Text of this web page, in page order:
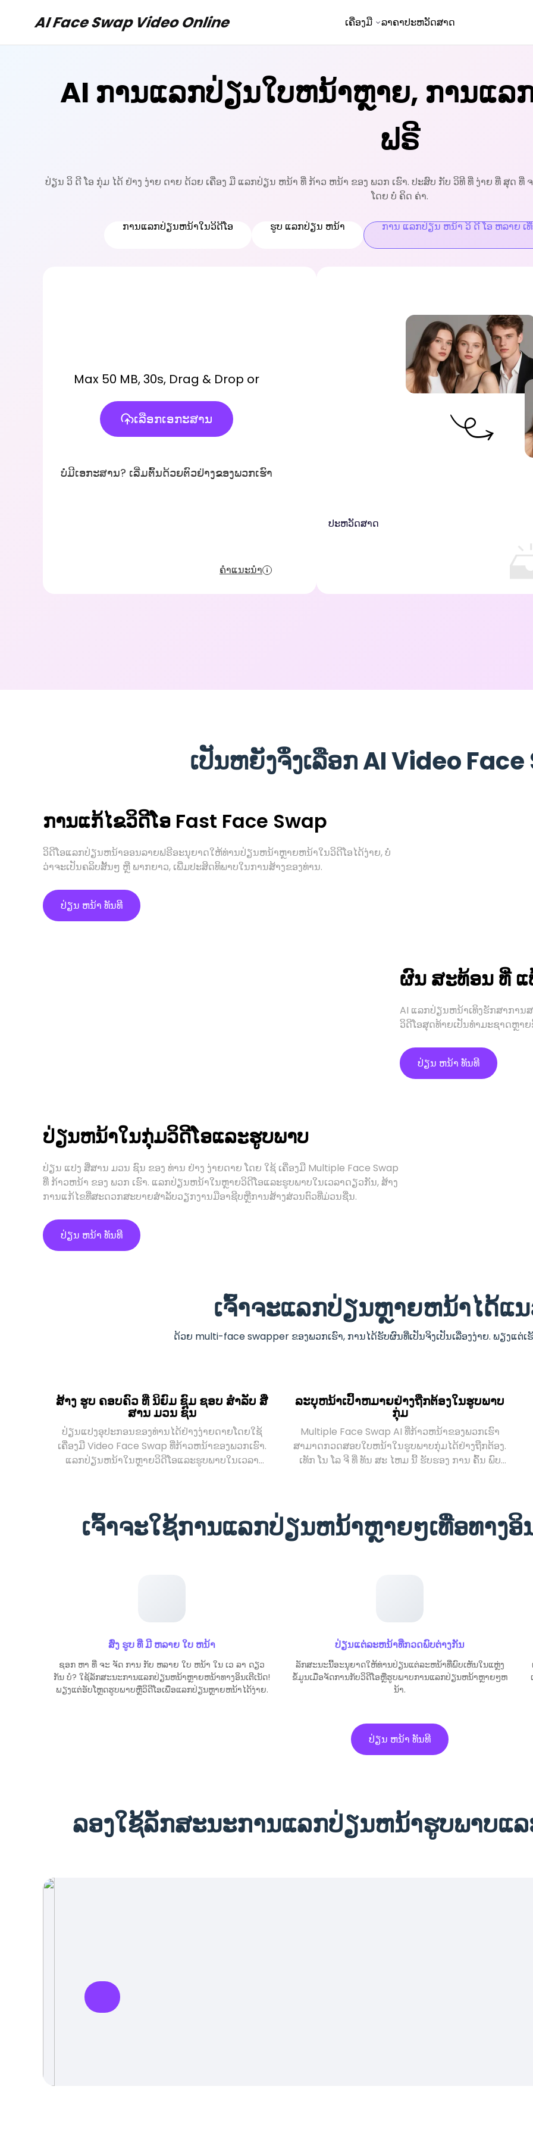
AI Face Swap Video Online ເຄື່ອງມື ລາຄາປະຫວັດສາດ
AI ການແລກປ່ຽນໃບຫນ້າຫຼາຍ, ການແ
ຟຣີ
ປ່ຽນ ວິ ດີ ໂອ ກຸ່ມ ໄດ້ ຢ່າງ ງ່າຍ ດາຍ ດ້ວຍ ເຄື່ອງ ມື ແລກປ່ຽນ ຫນ້າ ທີ່ ກ້າວ ຫນ້າ ຂອງ ພວກ ເຮົາ. ປະສົບ ກັບ ວິທີ ທີ່ ງ່າຍ ທີ່ ສຸດ
ໂດຍ ບໍ່ ຄິດ ຄ່າ.
ການແລກປ່ຽນຫນ້າໃນວິດີໂອ ຮູບ ແລກປ່ຽນ ຫນ້າ ການ ແລກປ່ຽນ ຫນ້າ ວິ ດີ ໂອ ຫລາຍ ເ
Max 50 MB, 30s, Drag & Drop or
ເລືອກເອກະສານ
ບໍ່ມີເອກະສານ? ເລີ່ມຕົ້ນດ້ວຍຕົວຢ່າງຂອງພວກເຮົາ
ຄໍາແນະນໍາ
ປະຫວັດສາດ
ເປັນຫຍັງຈຶ່ງເລືອກ AI Video
ການແກ້ໄຂວິດີໂອ Fast Face Swap
ວິດີໂອແລກປ່ຽນຫນ້າອອນລາຍຟຣີອະນຸຍາດໃຫ້ທ່ານປ່ຽນຫນ້າຫຼາຍຫນ້າໃນວິດີໂອໄດ້ງ່າຍ, ບໍ່
ວ່າຈະເປັນຄລິບສັ້ນໆ ຫຼື ພາກຍາວ, ເພີ່ມປະສິດທິພາບໃນການສ້າງຂອງທ່ານ.
ປ່ຽນ ຫນ້າ ທັນທີ
ຜົນ ສະທ້ອນ ທີ່ ແ
AI ແລກປ່ຽນຫນ້າເທິງຮັກສາການ
ວິດີໂອສຸດທ້າຍເປັນທໍາມະຊາດຫຼາ
ປ່ຽນ ຫນ້າ ທັນທີ
ປ່ຽນຫນ້າໃນກຸ່ມວິດີໂອແລະຮູບພາບ
ປ່ຽນ ແປງ ສື່ສານ ມວນ ຊົນ ຂອງ ທ່ານ ຢ່າງ ງ່າຍດາຍ ໂດຍ ໃຊ້ ເຄື່ອງມື Multiple Face Swap
ທີ່ ກ້າວຫນ້າ ຂອງ ພວກ ເຮົາ. ແລກປ່ຽນຫນ້າໃນຫຼາຍວິດີໂອແລະຮູບພາບໃນເວລາດຽວກັນ, ສ້າງ
ການແກ້ໄຂທີ່ສະດວກສະບາຍສໍາລັບວຽກງານມືອາຊີບຫຼືການສ້າງສ່ວນຕົວທີ່ມ່ວນຊື່ນ.
ປ່ຽນ ຫນ້າ ທັນທີ
ເຈົ້າຈະແລກປ່ຽນຫຼາຍຫນ້າໄດ້ແ
ດ້ວຍ multi-face swapper ຂອງພວກເຮົາ, ການໄດ້ຮັບຜົນທີ່ເປັນຈິງເປັນເລື່ອງງ່າຍ. ພຽງແຕ່
ສ້າງ ຮູບ ຄອບຄົວ ທີ່ ນິຍົມ ຊົມ ຊອບ ສໍາລັບ ສື່
ສານ ມວນ ຊົນ
ປ່ຽນແປງອຸປະກອນຂອງທ່ານໄດ້ຢ່າງງ່າຍດາຍໂດຍໃຊ້
ເຄື່ອງມື Video Face Swap ທີ່ກ້າວຫນ້າຂອງພວກເຮົາ.
ແລກປ່ຽນຫນ້າໃນຫຼາຍວິດີໂອແລະຮູບພາບໃນເວລາ
ລະບຸຫນ້າເປົ້າຫມາຍຢ່າງຖືກຕ້ອງໃນຮູບພາບ
ກຸ່ມ
Multiple Face Swap AI ທີ່ກ້າວຫນ້າຂອງພວກເຮົາ
ສາມາດກວດສອບໃບຫນ້າໃນຮູບພາບກຸ່ມໄດ້ຢ່າງຖືກຕ້ອງ.
ເທັກ ໂນ ໂລ ຈີ ທີ່ ທັນ ສະ ໄຫມ ນີ້ ຮັບຮອງ ການ ຄົ້ນ ພົບ
ຄວາມເປັນຈິງ ແລະ ຄຸນນະພາບໂດຍລວມຂອງຮູບພາບທີ່
ໄດ້.
ເຈົ້າຈະໃຊ້ການແລກປ່ຽນຫນ້າຫຼາຍໆເທື່ອທາງອິ
ສົ່ງ ຮູບ ທີ່ ມີ ຫລາຍ ໃບ ຫນ້າ
ຊອກ ຫາ ທີ່ ຈະ ຈັດ ການ ກັບ ຫລາຍ ໃບ ຫນ້າ ໃນ ເວ ລາ ດຽວ
ກັນ ບໍ? ໃຊ້ລັກສະນະການແລກປ່ຽນຫນ້າຫຼາຍຫນ້າທາງອິນເຕີເນັດ!
ພຽງແຕ່ອັບໂຫຼດຮູບພາບຫຼືວິດີໂອເພື່ອແລກປ່ຽນຫຼາຍຫນ້າໄດ້ງ່າຍ.
ປ່ຽນແຕ່ລະຫນ້າທີ່ກວດພົບຕ່າງກັນ
ລັກສະນະນີ້ອະນຸຍາດໃຫ້ທ່ານປ່ຽນແຕ່ລະຫນ້າທີ່ພົບເຫັນໃນແຫຼ່ງ
ຂໍ້ມູນເມື່ອຈັດການກັບວິດີໂອຫຼືຮູບພາບການແລກປ່ຽນຫນ້າຫຼາຍໆຫ
ນ້າ.
ປ່ຽນ ຫນ້າ ທັນທີ
ລອງໃຊ້ລັກສະນະການແລກປ່ຽນຫນ້າຮູບພາບແລ